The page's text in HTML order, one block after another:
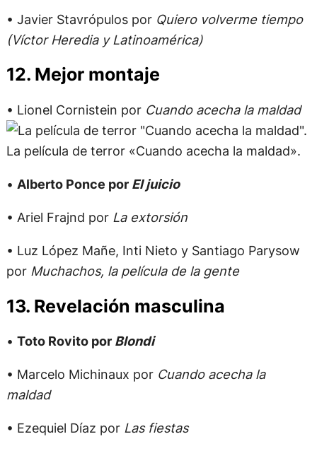
• Javier Stavrópulos por Quiero volverme tiempo
(Víctor Heredia y Latinoamérica)
12. Mejor montaje
• Lionel Cornistein por Cuando acecha la maldad
La película de terror «Cuando acecha la maldad».
• Alberto Ponce porEl juicio
• Ariel Frajnd por La extorsión
• Luz López Mañe, Inti Nieto y Santiago Parysow
por Muchachos, la película de la gente
13. Revelación masculina
• Toto Rovito por Blondi
• Marcelo Michinaux por Cuando acecha la
maldad
• Ezequiel Díaz porLas fiestas